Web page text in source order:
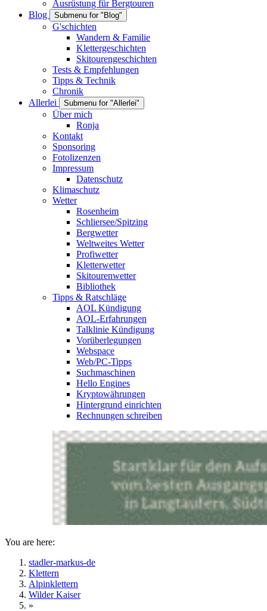
Ausrüstung für Bergtouren
Blog
Submenu for "Blog"
G'schichten
Wandern & Familie
Klettergeschichten
Skitourengeschichten
Tests & Empfehlungen
Tipps & Technik
Chronik
Allerlei
Submenu for "Allerlei"
Über mich
Ronja
Kontakt
Sponsoring
Fotolizenzen
Impressum
Datenschutz
Klimaschutz
Wetter
Rosenheim
Schliersee/Spitzing
Bergwetter
Weltweites Wetter
Profiwetter
Kletterwetter
Skitourenwetter
Bibliothek
Tipps & Ratschläge
AOL Kündigung
AOL-Erfahrungen
Talklinie Kündigung
Vorüberlegungen
Webspace
Web/PC-Tipps
Suchmaschinen
Hello Engines
Kryptowährungen
Hintergrund einrichten
Rechnungen schreiben
You are here:
stadler-markus-de
Klettern
Alpinklettern
Wilder Kaiser
»